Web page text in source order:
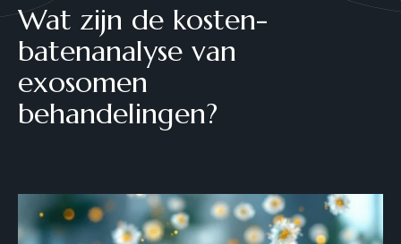
Wat zijn de kosten-
batenanalyse van
exosomen
behandelingen?